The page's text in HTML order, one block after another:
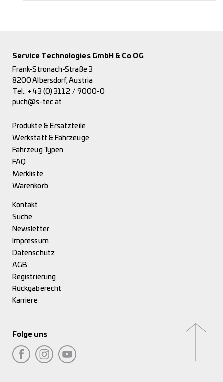
Service Technologies GmbH & Co OG
Frank-Stronach-Straße 3
8200 Albersdorf, Austria
Tel.: +43 (0) 3112 / 9000-0
puch@s-tec.at
Produkte & Ersatzteile
Werkstatt & Fahrzeuge
Fahrzeug Typen
FAQ
Merkliste
Warenkorb
Kontakt
Suche
Newsletter
Impressum
Datenschutz
AGB
Registrierung
Rückgaberecht
Karriere
Folge uns